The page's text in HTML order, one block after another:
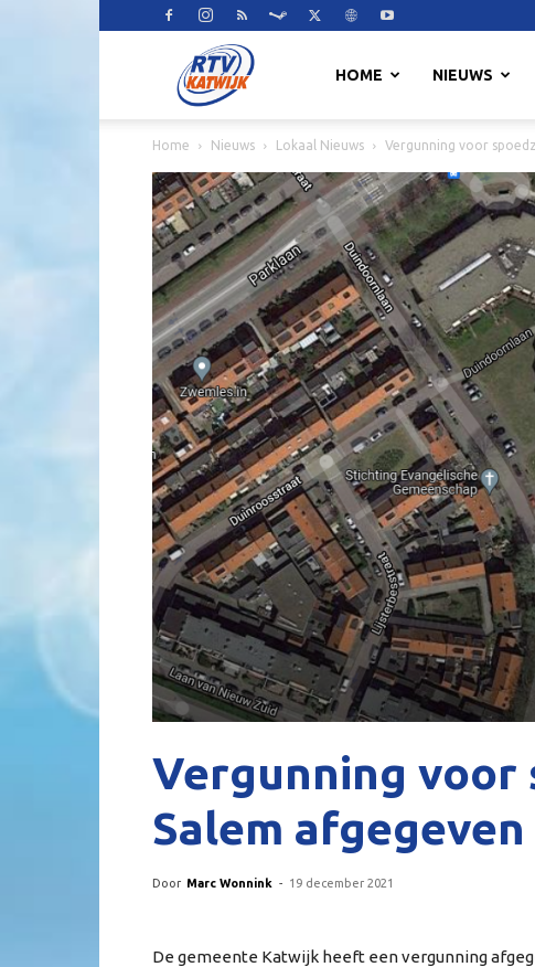
HOME NIEUWS
Home Nieuws Lokaal Nieuws Vergunning voor
Vergunning voor
Salem afgegeven
Door Marc Wonnink - 19 december 2021
De gemeente Katwijk heeft een vergunning